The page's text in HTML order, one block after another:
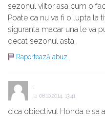
sezonul viitor asa cum o
Poate ca nu va fi o lupta la
siguranta macar una le va
decat sezonul asta.
Raportează abuz
.
la 08.10.2014, 13:41
cica obiectivul Honda e sa